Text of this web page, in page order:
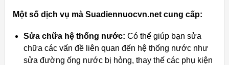
Một số dịch vụ mà Suadiennuocvn.net cung cấp:
Sửa chữa hệ thống nước: Có thể giúp bạn sửa
chữa các vấn đề liên quan đến hệ thống nước như
sửa đường ống nước bị hỏng, thay thế các phụ kiện